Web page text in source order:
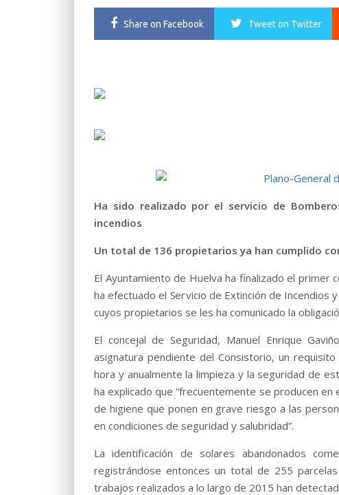
Share on Facebook Tweeton Twitter
Ha sido realizado por el servicio de
incendios
Un total de 136 propietarios ya han cumplido
El Ayuntamiento de Huelva ha finalizado el primer
ha efectuado el Servicio de Extinción de
cuyos propietarios se les ha comunicado la
El concejal de Seguridad, Manuel Enrique
asignatura pendiente del Consistorio, un
hora y anualmente la limpieza y la seguridad de
ha explicado que “frecuentemente se producen
de higiene que ponen en grave riesgo a las
en condiciones de seguridad y salubridad”.
La identificación de solares abandonados
registrándose entonces un total de 255
trabajos realizados a lo largo de 2015 han